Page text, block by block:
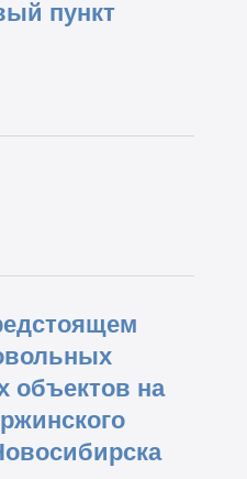
пункт
объектов на